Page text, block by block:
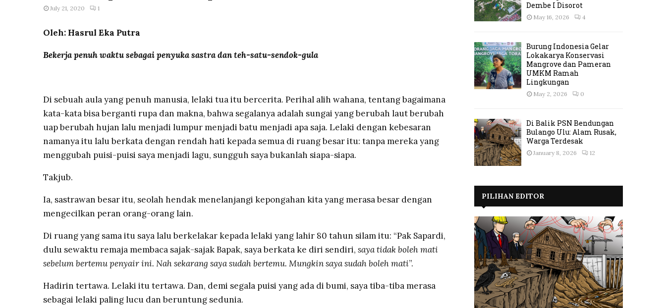
July 21, 2020 1
Oleh: Hasrul Eka Putra
Bekerja penuh waktu sebagai penyuka sastra dan teh-satu-sendok-gula
Di sebuah aula yang penuh manusia, lelaki tua itu bercerita. Perihal alih wahana, tentang bagaimana
kata-kata bisa berganti rupa dan makna, bahwa segalanya adalah sungai yang berubah laut berubah
uap berubah hujan lalu menjadi lumpur menjadi batu menjadi apa saja. Lelaki dengan kebesaran
namanya itu lalu berkata dengan rendah hati kepada semua di ruang besar itu: tanpa mereka yang
menggubah puisi-puisi saya menjadi lagu, sungguh saya bukanlah siapa-siapa.
Takjub.
Ia, sastrawan besar itu, seolah hendak menelanjangi kepongahan kita yang merasa besar dengan
mengecilkan peran orang-orang lain.
Di ruang yang sama itu saya lalu berkelakar kepada lelaki yang lahir 80 tahun silam itu: “Pak Sapardi,
dulu sewaktu remaja membaca sajak-sajak Bapak, saya berkata ke diri sendiri, saya tidak boleh mati
sebelum bertemu penyair ini. Nah sekarang saya sudah bertemu. Mungkin saya sudah boleh mati”.
Hadirin tertawa. Lelaki itu tertawa. Dan, demi segala puisi yang ada di bumi, saya tiba-tiba merasa
sebagai lelaki paling lucu dan beruntung sedunia.
Dembe I Disorot
May 16, 2026 4
Burung Indonesia Gelar
Lokakarya Konservasi
Mangrove dan Pameran
UMKM Ramah
Lingkungan
May 2, 2026 0
Di Balik PSN Bendungan
Bulango Ulu: Alam Rusak,
Warga Terdesak
January 8, 2026 12
PILIHAN EDITOR